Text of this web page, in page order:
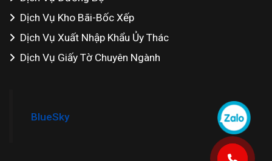
Dịch Vụ Kho Bãi-Bốc Xếp
Dịch Vụ Xuất Nhập Khẩu Ủy Thác
Dịch Vụ Giấy Tờ Chuyên Ngành
BlueSky